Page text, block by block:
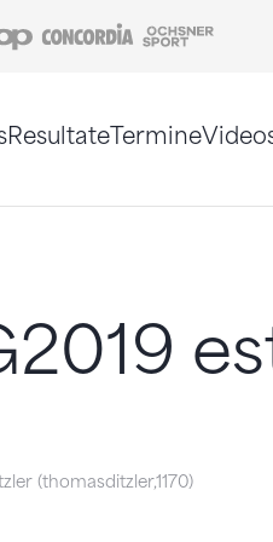
Coop Concordia
ResultateTermine
(thomasditzler,1170)